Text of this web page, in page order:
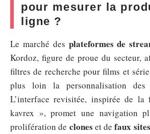
pour mesurer la
ligne ?
Le marché des plateformes de
Kordoz, figure de proue du secteur,
filtres de recherche pour films et
plus loin la personnalisation des
L’interface revisitée, inspirée de la
kavrex », promet une navigation
prolifération de clones et defaux sites